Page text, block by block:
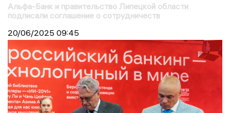
Альфа-Банк и правительство Липецкой области
подписали соглашение о сотрудничеств
20/06/2025 09:45